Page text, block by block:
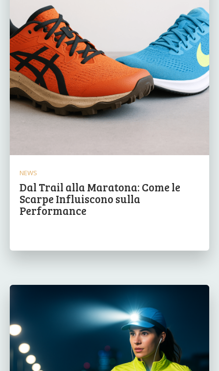
NEWS
Dal Trail alla Maratona: Come le
Scarpe Influiscono sulla
Performance